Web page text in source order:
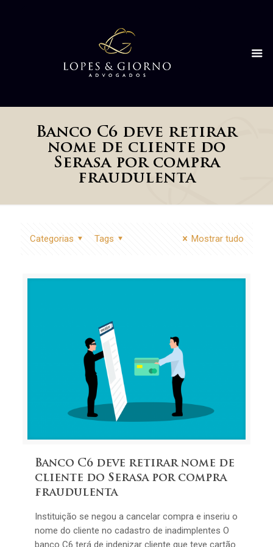
Banco C6 deve retirar
nome de cliente do
Serasa por compra
fraudulenta
Categorias Tags Mostrar tudo
Banco C6 deve retirar nome de
cliente do Serasa por compra
fraudulenta
Instituição se negou a cancelar compra e inseriu o
nome do cliente no cadastro de inadimplentes O
banco C6 terá de indenizar cliente que teve cartão